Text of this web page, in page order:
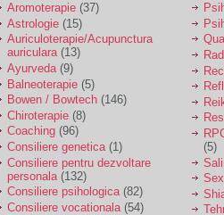
Sunt casatorita, am
31 de ani si un copil in
varsta de 2 ani care
mi-e lumina ochilor.
De ceva timp simt ca
mi s-a adunat
oboseala, o oboseala
cronica de care nu pot
scapa si simt ca din
cauza ei nu pot
controla nervii si
cateodata are copilul
de suferit.
Aromoterapie (37)
Astrologie (15)
Auriculoterapie/Acupunctura
auriculara(13)
Ayurveda(9)
Balneoterapie (5)
Bowen / Bowtech (146)
Chiroterapie (8)
Coaching (96)
Consiliere genetica(1)
Consiliere pentru dezvoltare
personala (132)
Consiliere psihologica(82)
Consiliere vocationala (54)
(5)